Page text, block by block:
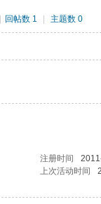
回帖数 1 主题数 0
注册时间
上次活动时间